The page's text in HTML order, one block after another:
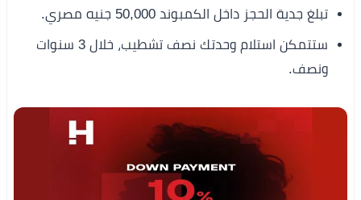
تبلغ جدية الحجز داخل الكمبوند 50,000 جنيه مصري.
ستتمكن استلام وحدتك نصف تشطيب، خلال 3 سنوات
ونصف.